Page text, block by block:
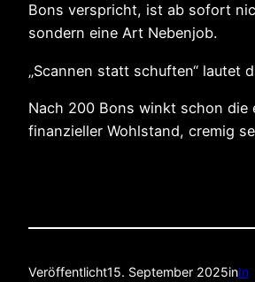
Bons verspricht, ist ab sofort
sondern eine Art Nebenjob.
„Scannen statt schuften“ lautet
Nach 200 Bons winkt schon die
finanzieller Wohlstand, cremig
Veröffentlicht15. September 2025inIn